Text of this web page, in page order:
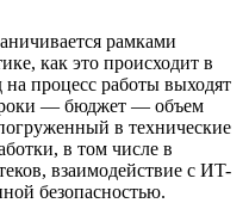
рамками
как это происходит в
процесс работы выходят
— бюджет — объем
в технические
в том числе в
взаимодействие с ИT-
безопасностью.